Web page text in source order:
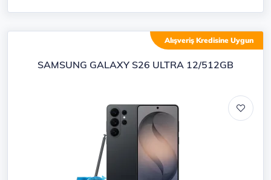
Alışveriş Kredisine Uygun
SAMSUNG GALAXY S26 ULTRA 12/512GB